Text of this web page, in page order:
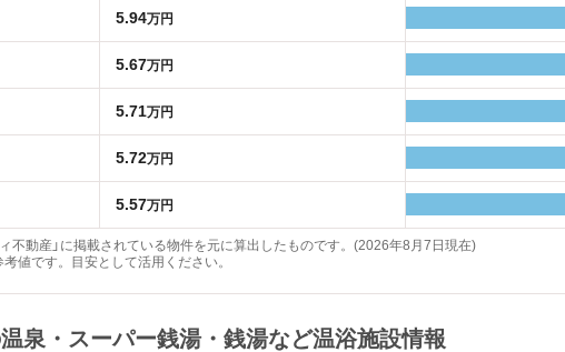
5.94万円
5.67万円
5.71万円
5.72万円
5.57万円
不動産」に掲載されている物件を元に算出したものです。(2026年8月7日現在)
値です。目安として活用ください。
泉・スーパー銭湯・銭湯など温浴施設情報